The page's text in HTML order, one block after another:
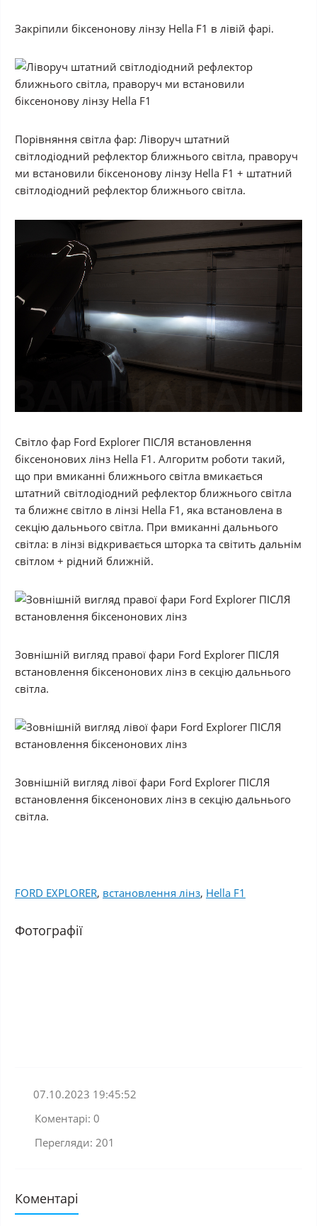
Закріпили біксенонову лінзу Hella F1 в лівій фарі.
Порівняння світла фар: Ліворуч штатний
світлодіодний рефлектор ближнього світла, праворуч
ми встановили біксенонову лінзу Hella F1 + штатний
світлодіодний рефлектор ближнього світла.
Світло фар Ford Explorer ПІСЛЯ встановлення
біксенонових лінз Hella F1. Алгоритм роботи такий,
що при вмиканні ближнього світла вмикається
штатний світлодіодний рефлектор ближнього світла
та ближнє світло в лінзі Hella F1, яка встановлена в
секцію дальнього світла. При вмиканні дальнього
світла: в лінзі відкривається шторка та світить дальнім
світлом + рідний ближній.
Зовнішній вигляд правої фари Ford Explorer ПІСЛЯ
встановлення біксенонових лінз в секцію дальнього
світла.
Зовнішній вигляд лівої фари Ford Explorer ПІСЛЯ
встановлення біксенонових лінз в секцію дальнього
світла.
FORD EXPLORER, встановлення лінз, Hella F1
Фотографії
07.10.2023 19:45:52
Коментарі: 0
Перегляди: 201
Коментарі